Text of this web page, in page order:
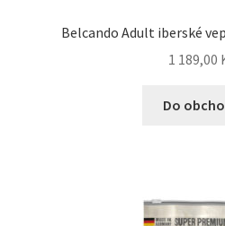
Belcando Adult iberské
1 189,00
Do